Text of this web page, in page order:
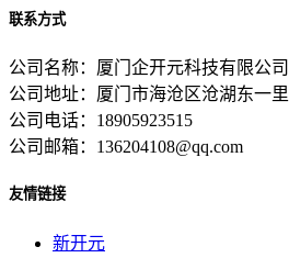
联系方式
公司名称：厦门企开元科技有限公司
公司地址：厦门市海沧区沧湖东一里
公司电话：18905923515
公司邮箱：136204108@qq.com
友情链接
新开元